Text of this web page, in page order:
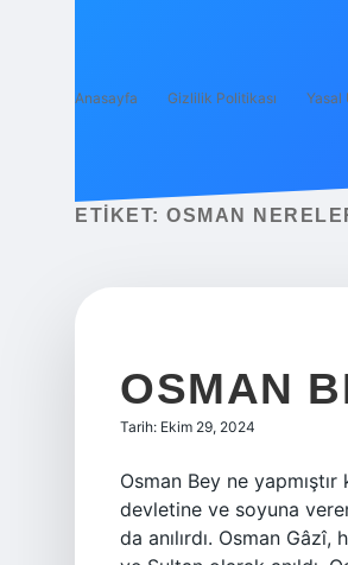
Anasayfa Gizlilik Politikası Yasal
ETIKET: OSMAN
OSMAN
Tarih: Ekim 29, 2024
Osman Bey ne yapmıştır
devletine ve soyuna
da anılırdı. Osman